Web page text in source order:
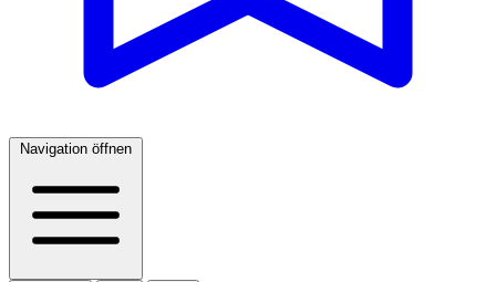
Navigation öffnen